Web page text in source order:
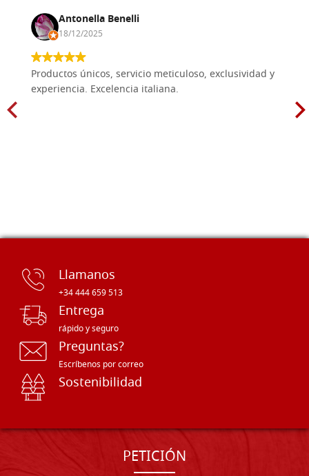
Antonella Benelli
18/12/2025
Productos únicos, servicio meticuloso, exclusividad y
experiencia. Excelencia italiana.
Llamanos
+34 444 659 513
Entrega
rápido y seguro
Preguntas?
Escríbenos por correo
Sostenibilidad
PETICIÓN